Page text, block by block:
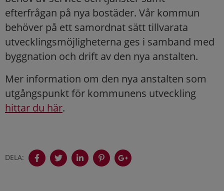
efterfrågan på nya bostäder. Vår kommun
behöver på ett samordnat sätt tillvarata
utvecklingsmöjligheterna ges i samband med
byggnation och drift av den nya anstalten.
Mer information om den nya anstalten som
utgångspunkt för kommunens utveckling
hittar du här.
DELA: